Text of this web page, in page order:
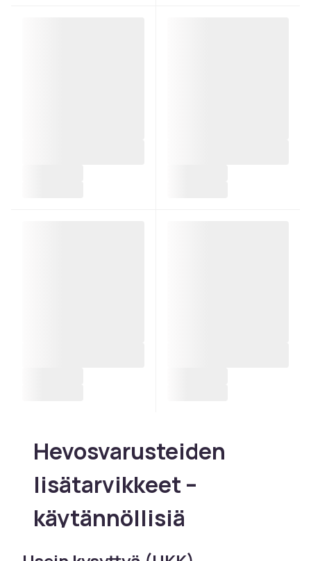
Hevosvarusteiden
lisätarvikkeet –
käytännöllisiä
tarvikkeita talliin